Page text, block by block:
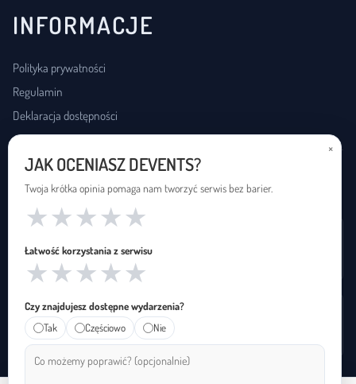
INFORMACJE
Polityka prywatności
Regulamin
Deklaracja dostępności
USŁUGI DOSTĘPNOŚCI
Zapętleni · zapetleni.pl
Tłumaczenie na polski język migowy
Janusz Migowego · januszmigowego.pl
×
JAK OCENIASZ DEVENTS?
Twoja krótka opinia pomaga nam tworzyć serwis bez barier.
★
★
★
★
★
Łatwość korzystania z serwisu
★
★
★
★
★
Czy znajdujesz dostępne wydarzenia?
Tak
Częściowo Nie